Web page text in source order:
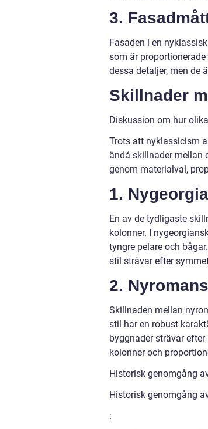
3.
Fasaden i en
som är
dessa detaljer, men de
Skillnader
Diskussion om hur
Trots att nyklassicism
ändå skillnader mellan
genom materialval,
1.
En av de tydligaste
kolonner. I
tyngre pelare och
stil strävar efter
2.
Skillnaden mellan
stil har en robust
byggnader strävar
kolonner och
Historisk genomgång
Historisk genomgång
: